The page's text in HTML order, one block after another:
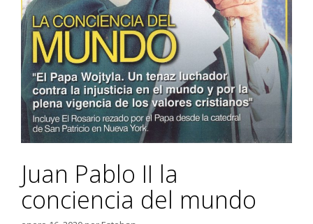
Juan Pablo II la
conciencia del mundo